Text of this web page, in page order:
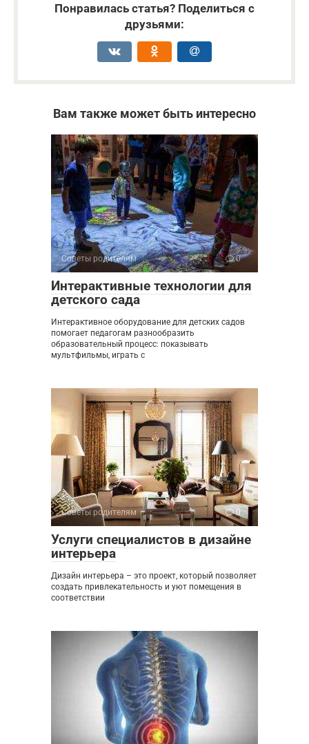
Понравилась статья? Поделиться с
друзьями:
Вам также может быть интересно
Советы родителям 0
Интерактивные технологии для
детского сада
Интерактивное оборудование для детских садов
помогает педагогам разнообразить
образовательный процесс: показывать
мультфильмы, играть с
Советы родителям 0
Услуги специалистов в дизайне
интерьера
Дизайн интерьера – это проект, который позволяет
создать привлекательность и уют помещения в
соответствии